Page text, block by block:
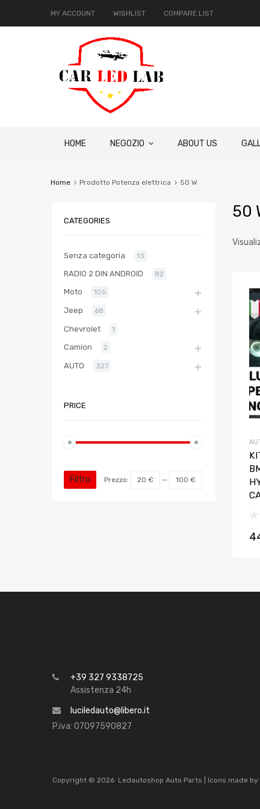
MY ACCOUNT WISHLIST COMPARE LIST
HOME NEGOZIO ABOUT US
Home Prodotto Potenza elettrica 50 W
50
CATEGORIES
Senza categoria 13
RADIO 2 DIN ANDROID 82
Moto 105
Jeep 68
Chevrolet 1
Camion 2
AUTO 327
PRICE
Filtro Prezzo: 20 € — 100 €
+39 327 9338725
Assistenza 24h
luciledauto@libero.it
P.iva: 07097590827
Copyright © 2026 Ledautoshop Auto Parts | Icons made by